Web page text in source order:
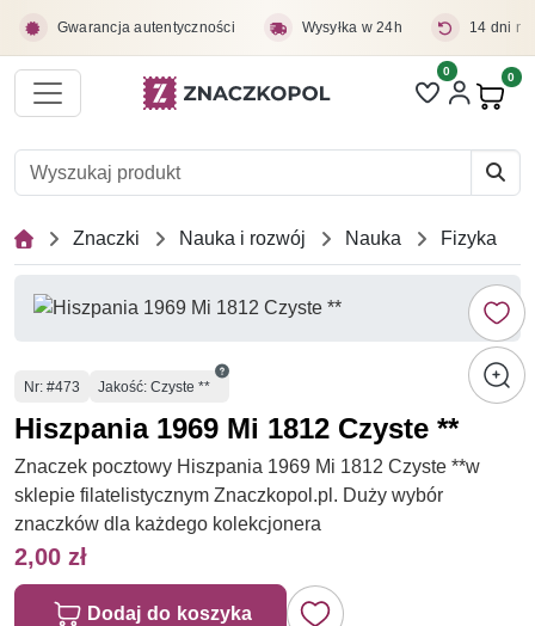
Gwarancja autentyczności Wysyłka w 24h 14 dni
Liczba pozycji
0 0
Znaczki Nauka i rozwój Nauka Fizyka
Numer
Nr: #473 Jakość: Czyste **
Hiszpania 1969 Mi 1812 Czyste **
Znaczek pocztowy Hiszpania 1969 Mi 1812 Czyste **w
sklepie filatelistycznym Znaczkopol.pl. Duży wybór
znaczków dla każdego kolekcjonera
2,00 zł
Dodaj do koszyka